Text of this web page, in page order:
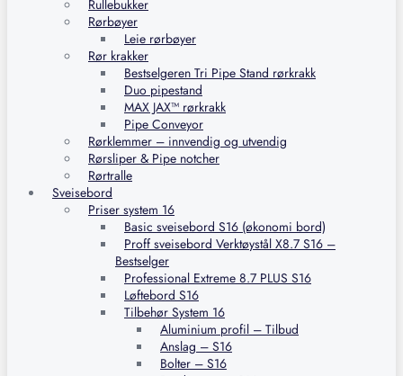
Rullebukker
Rørbøyer
Leie rørbøyer
Rør krakker
Bestselgeren Tri Pipe Stand rørkrakk
Duo pipestand
MAX JAX™ rørkrakk
Pipe Conveyor
Rørklemmer – innvendig og utvendig
Rørsliper & Pipe notcher
Rørtralle
Sveisebord
Priser system 16
Basic sveisebord S16 (økonomi bord)
Proff sveisebord Verktøystål X8.7 S16 –
Bestselger
Professional Extreme 8.7 PLUS S16
Løftebord S16
Tilbehør System 16
Aluminium profil – Tilbud
Anslag – S16
Bolter – S16